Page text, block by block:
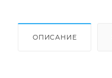
ОПИСАНИЕ